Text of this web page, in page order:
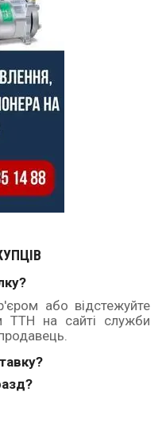
або відстежуйте
ТТН на сайті служби